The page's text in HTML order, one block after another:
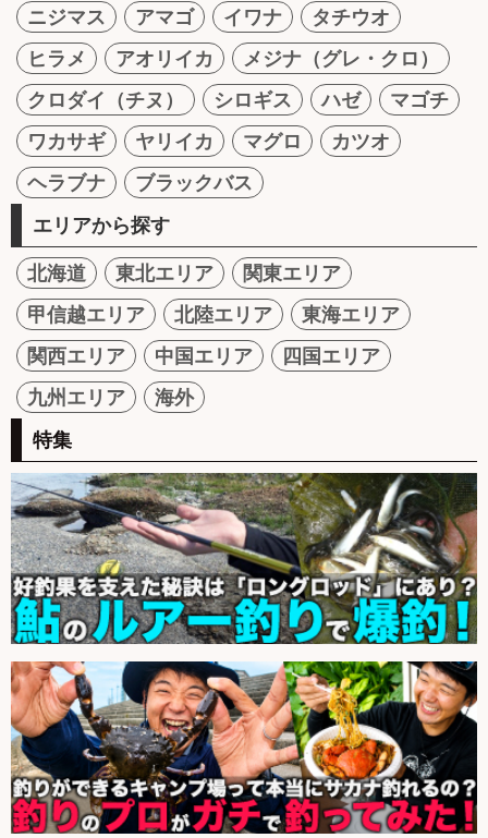
ニジマス
アマゴ イワナ
タチウオ
ヒラメ
アオリイカ
メジナ（グレ・クロ）
クロダイ（チヌ）
シロギス ハゼ
マゴチ
ワカサギ
ヤリイカ マグロ
カツオ
ヘラブナ
ブラックバス
エリアから探す
北海道 東北エリア
関東エリア
甲信越エリア
北陸エリア
東海エリア
関西エリア
中国エリア
四国エリア
九州エリア
海外
特集